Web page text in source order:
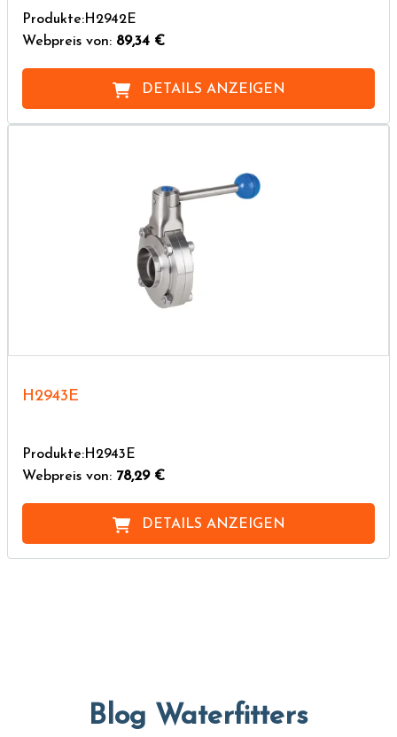
Produkte:H2942E
Webpreis von: 89,34 €
DETAILS ANZEIGEN
H2943E
Produkte:H2943E
Webpreis von: 78,29 €
DETAILS ANZEIGEN
Blog Waterfitters